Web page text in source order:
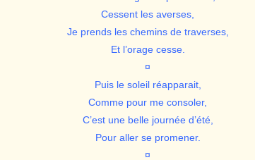
Cessent les averses,
Je prends les chemins de traverses,
Et l’orage cesse.
¤
Puis le soleil réapparait,
Comme pour me consoler,
C’est une belle journée d’été,
Pour aller se promener.
¤